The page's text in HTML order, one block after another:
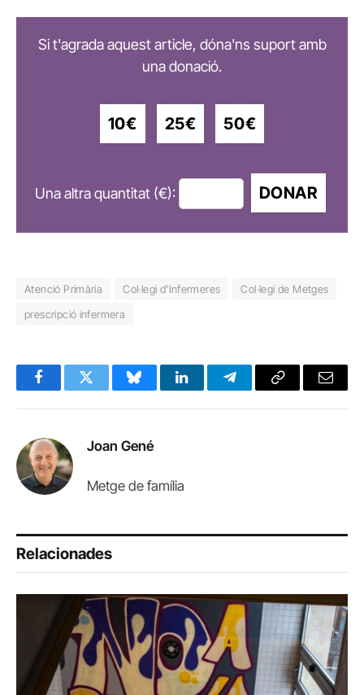
Si t'agrada aquest article, dóna'ns suport amb
una donació.
10€ 25€ 50€
Una altra quantitat (€): DONAR
Atenció Primària Col·legi d'Infermeres
Col·legi de Metges
prescripció infermera
FacebookTwitter BlueskyLinkedInTelegramCopy
Email
Joan Gené
Metge de família
Relacionades